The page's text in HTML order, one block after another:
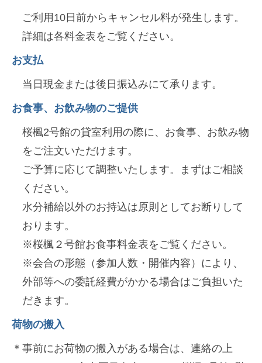
ご利用10日前からキャンセル料が発生します。
詳細は各料金表をご覧ください。
お支払
当日現金または後日振込みにて承ります。
お食事、お飲み物のご提供
桜楓2号館の貸室利用の際に、お食事、お飲み物
をご注文いただけます。
ご予算に応じて調整いたします。まずはご相談
ください。
水分補給以外のお持込は原則としてお断りして
おります。
※桜楓２号館お食事料金表をご覧ください。
※会合の形態（参加人数・開催内容）により、
外部等への委託経費がかかる場合はご負担いた
だきます。
荷物の搬入
＊事前にお荷物の搬入がある場合は、連絡の上